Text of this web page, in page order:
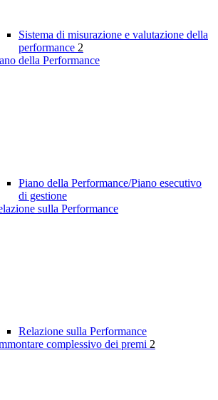
Sistema di misurazione e valutazione della
performance 2
della Performance
Piano della Performance/Piano esecutivo
di gestione
sulla Performance
Relazione sulla Performance
complessivo dei premi 2